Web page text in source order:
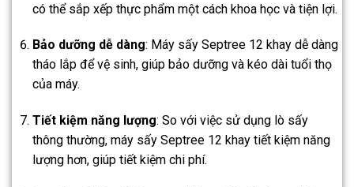
có thể sắp xếp thực phẩm một cách khoa học và tiện lợi.
Bảo dưỡng dễ dàng: Máy sấy Septree 12 khay dễ dàng
tháo lắp để vệ sinh, giúp bảo dưỡng và kéo dài tuổi thọ
của máy.
Tiết kiệm năng lượng: So với việc sử dụng lò sấy
thông thường, máy sấy Septree 12 khay tiết kiệm năng
lượng hơn, giúp tiết kiệm chi phí.